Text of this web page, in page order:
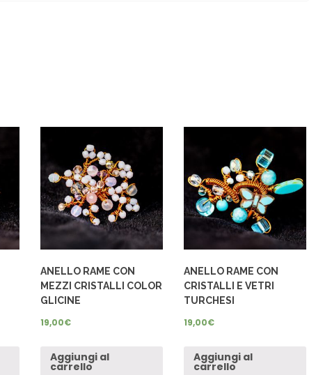
ANELLO RAME CON
MEZZI CRISTALLI COLOR
GLICINE
19,00€
Aggiungi al
carrello
ANELLO RAME CON
CRISTALLI E VETRI
TURCHESI
19,00€
Aggiungi al
carrello